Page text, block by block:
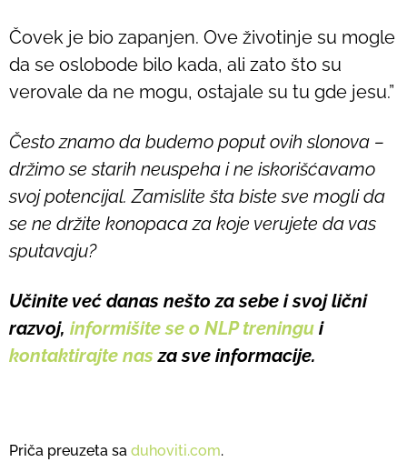
Čovek je bio zapanjen. Ove životinje su mogle
da se oslobode bilo kada, ali zato što su
verovale da ne mogu, ostajale su tu gde jesu.”
Često znamo da budemo poput ovih slonova –
držimo se starih neuspeha i ne iskorišćavamo
svoj potencijal. Zamislite šta biste sve mogli da
se ne držite konopaca za koje verujete da vas
sputavaju?
Učinite već danas nešto za sebe i svoj lični
razvoj, informišite se o NLP treningu i
kontaktirajte nas za sve informacije.
Priča preuzeta sa duhoviti.com.